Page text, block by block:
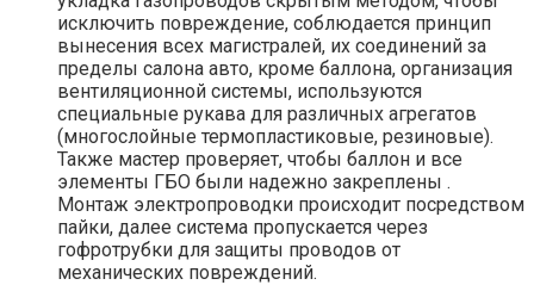
исключить повреждение, соблюдается принцип
вынесения всех магистралей, их соединений за
пределы салона авто, кроме баллона, организация
вентиляционной системы, используются
специальные рукава для различных агрегатов
(многослойные термопластиковые, резиновые).
Также мастер проверяет, чтобы баллон и все
элементы ГБО были надежно закреплены .
Монтаж электропроводки происходит посредством
пайки, далее система пропускается через
гофротрубки для защиты проводов от
механических повреждений.